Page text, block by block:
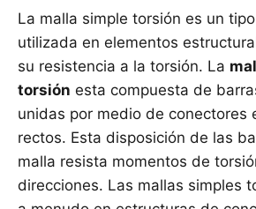
La malla simple torsión es un
utilizada en elementos
su resistencia a la torsión. La
torsión esta compuesta de
unidas por medio de conectores
rectos. Esta disposición de las
malla resista momentos de
direcciones. Las mallas simples